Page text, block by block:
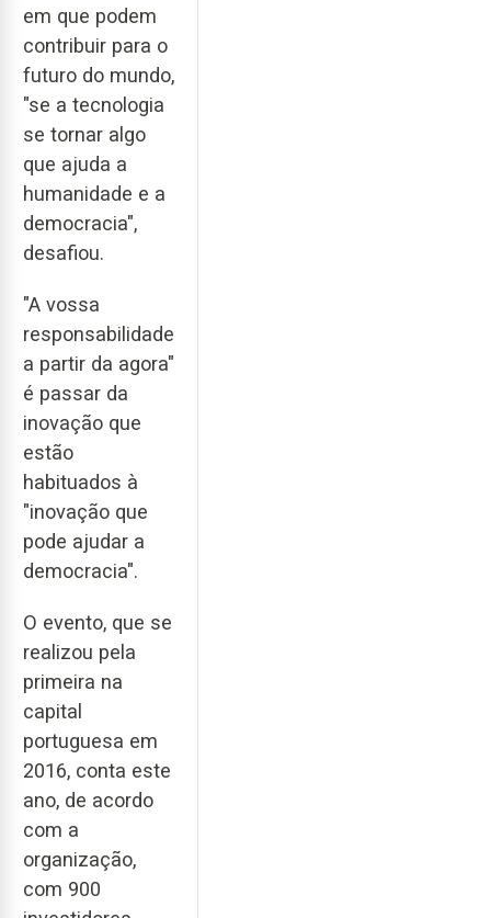
em que podem
contribuir para o
futuro do mundo,
"se a tecnologia
se tornar algo
que ajuda a
humanidade e a
democracia",
desafiou.
"A vossa
responsabilidade
a partir da agora"
é passar da
inovação que
estão
habituados à
"inovação que
pode ajudar a
democracia".
O evento, que se
realizou pela
primeira na
capital
portuguesa em
2016, conta este
ano, de acordo
com a
organização,
com 900